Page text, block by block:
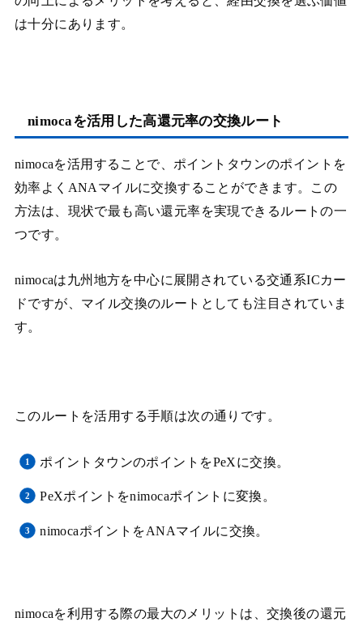
は十分にあります。
nimocaを活用した高還元率の交換ルート
nimocaを活用することで、ポイントタウンのポイントを
効率よくANAマイルに交換することができます。この
方法は、現状で最も高い還元率を実現できるルートの一
つです。
nimocaは九州地方を中心に展開されている交通系ICカー
ドですが、マイル交換のルートとしても注目されていま
す。
このルートを活用する手順は次の通りです。
ポイントタウンのポイントをPeXに交換。
PeXポイントをnimocaポイントに変換。
nimocaポイントをANAマイルに交換。
nimocaを利用する際の最大のメリットは、交換後の還元